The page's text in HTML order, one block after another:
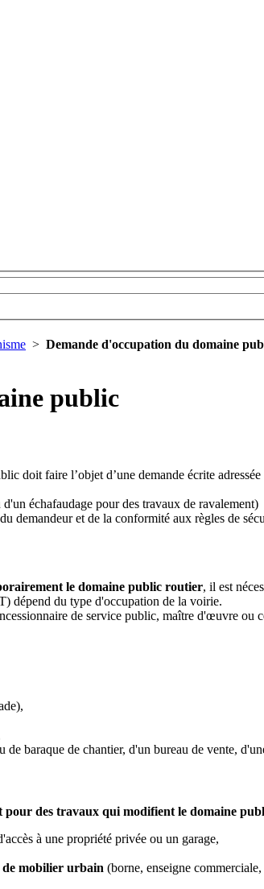
> Demande d'occupation du domaine
public
doit faire l’objet d’une demande écrite
échafaudage pour des travaux de ravalement)
demandeur et de la conformité aux règles de
le domaine public routier, il est
dépend du type d'occupation de la voirie.
de service public, maître d'œuvre ou
de baraque de chantier, d'un bureau de vente,
pour des travaux qui modifient le domaine
à une propriété privée ou un garage,
mobilier urbain (borne, enseigne